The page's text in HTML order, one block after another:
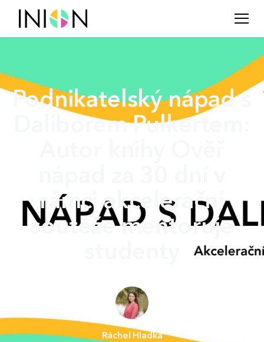
Podnikatelský nápad s
Daliborem Pulkertem:
rámci akcelerační
soutěže mentoruje
Ráchel Hladká